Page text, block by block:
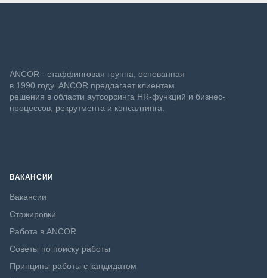
ANCOR - стаффинговая группа, основанная
в 1990 году. ANCOR предлагает клиентам
решения в области аутсорсинга HR-функций и бизнес-
процессов, рекрутмента и консалтинга.
ВАКАНСИИ
Вакансии
Стажировки
Работа в ANCOR
Советы по поиску работы
Принципы работы с кандидатом